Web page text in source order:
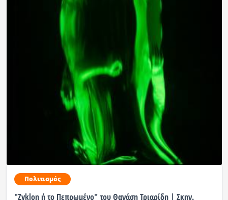
Πολιτισμός
"Ζyklon ή το Πεπρωμένο" του Θανάση Τριαρίδη | Σκην.